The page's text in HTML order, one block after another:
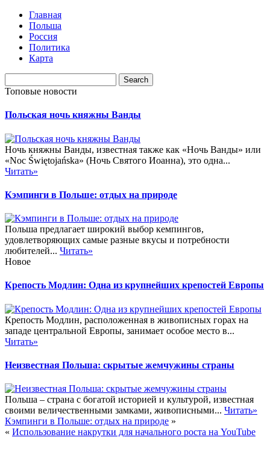
Главная
Польша
Россия
Политика
Карта
Топовые новости
Польская ночь княжны Ванды
Ночь княжны Ванды, известная также как «Ночь Ванды» или
«Noc Świętojańska» (Ночь Святого Иоанна), это одна...
Читать»
Кэмпинги в Польше: отдых на природе
Польша предлагает широкий выбор кемпингов,
удовлетворяющих самые разные вкусы и потребности
любителей... Читать»
Новое
Крепость Модлин: Одна из крупнейших крепостей Европы
Крепость Модлин, расположенная в живописных горах на
западе центральной Европы, занимает особое место в...
Читать»
Неизвестная Польша: скрытые жемчужины страны
Польша – страна с богатой историей и культурой, известная
своими величественными замками, живописными... Читать»
Кэмпинги в Польше: отдых на природе »
« Использование накрутки для начального роста на YouTube